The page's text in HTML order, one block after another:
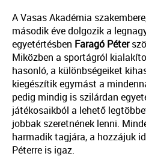
A Vasas Akadémia
második éve dolgozik a
egyetértésben Faragó Péter
Miközben a sportágról
hasonló, a különbségeiket
kiegészítik egymást a
pedig mindig is szilárdan
játékosaikból a lehető
jobbak szeretnének lenni.
harmadik tagjára, a hozzájuk
Péterre is igaz.